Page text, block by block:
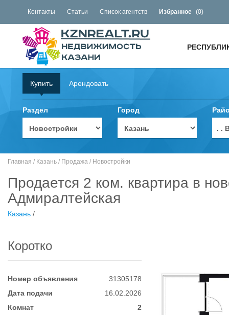
Контакты Статьи Список агентств Избранное (0)
Купить Арендовать
Раздел Город
. .
Главная / Казань / Продажа / Новостройки
Продается 2 ком. квартира в
Адмиралтейская
Казань /
Коротко
Номер объявления
31305178
Дата подачи
16.02.2026
Комнат
2